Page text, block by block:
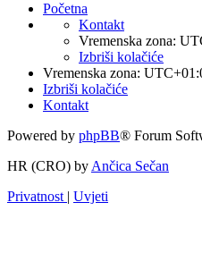
Početna
Kontakt
Vremenska zona:
Izbriši kolačiće
Vremenska zona:
Izbriši kolačiće
Kontakt
Powered by phpBB® Forum
HR (CRO) by Ančica Sečan
Privatnost | Uvjeti